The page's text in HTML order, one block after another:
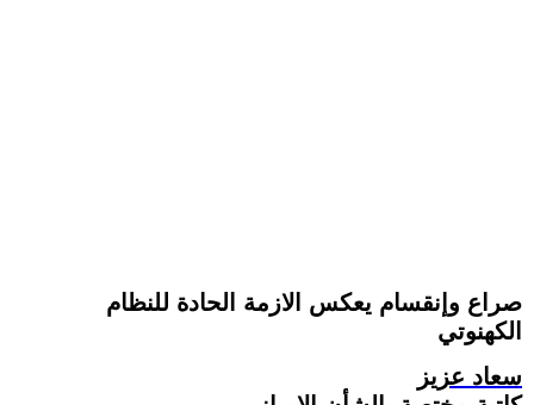
صراع وإنقسام يعکس الازمة الحادة للنظام
الکهنوتي
سعاد عزيز